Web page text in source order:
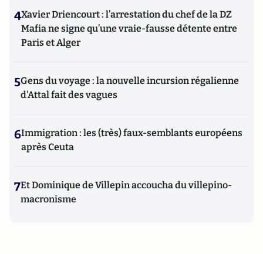
4Xavier Driencourt : l’arrestation du chef de la DZ
Mafia ne signe qu’une vraie-fausse détente entre
Paris et Alger
5Gens du voyage : la nouvelle incursion régalienne
d'Attal fait des vagues
6Immigration : les (très) faux-semblants européens
après Ceuta
7Et Dominique de Villepin accoucha du villepino-
macronisme